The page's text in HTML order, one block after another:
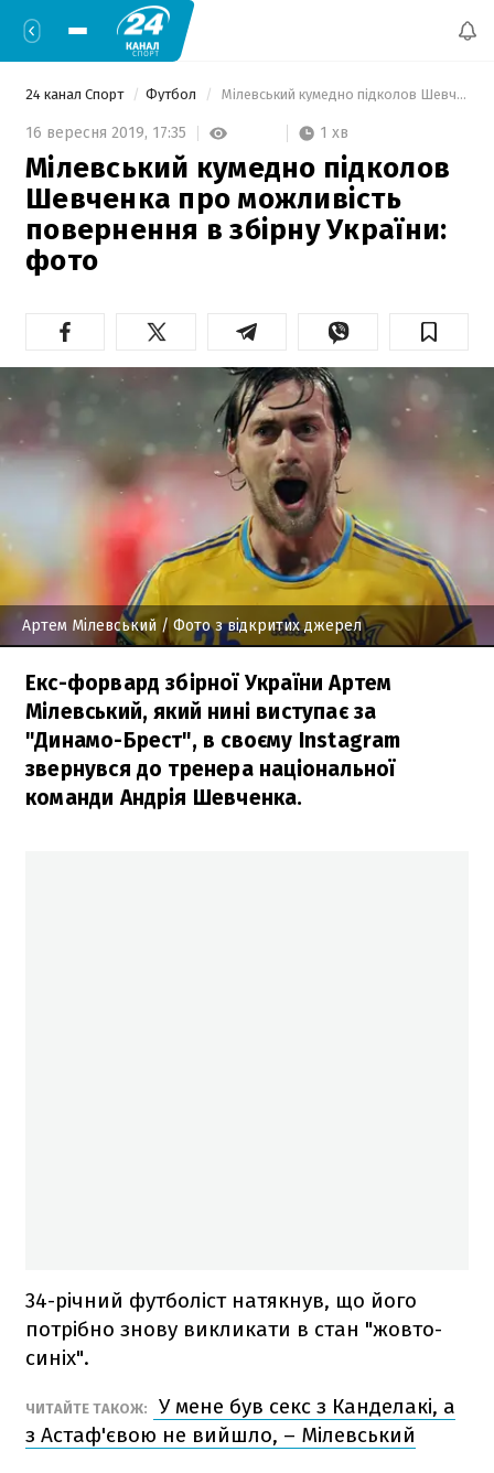
24 канал Спорт Футбол Мілевський кумедно підколов Шевченка про можливість повернення в збірну України: фото
16 вересня 2019, 17:35 1 хв
Мілевський кумедно підколов
Шевченка про можливість
повернення в збірну України:
фото
Артем Мілевський / Фото з відкритих джерел
Екс-форвард збірної України Артем
Мілевський, який нині виступає за
"Динамо-Брест", в своєму Instagram
звернувся до тренера національної
команди Андрія Шевченка.
34-річний футболіст натякнув, що його
потрібно знову викликати в стан "жовто-
синіх".
ЧИТАЙТЕ ТАКОЖ:
У мене був секс з Канделакі, а
з Астаф'євою не вийшло, – Мілевський